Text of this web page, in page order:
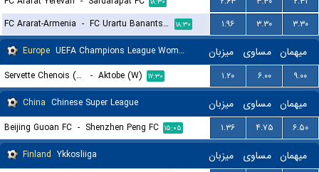
FC Ararat-Armenia - FC Urartu Banants Yerevan ۱۸:۳۰ ۱.۹۶ ۳.۳۰
۳.۳۰
Europe UEFA Champions League Women Qualification میزبان مساوی میهمان
Servette Chenois (W) - Aktobe (W) ۱۷:۳۰ ۱.۲۰ ۶.۰۰
۹.۰۰
China Chinese Super League میزبان مساوی میهمان
Beijing Guoan FC - Shenzhen Peng FC ۱۵:۰۵ ۱.۳۶ ۴.۷۵
۶.۵۰
Finland Ykkosliiga میزبان مساوی میهمان